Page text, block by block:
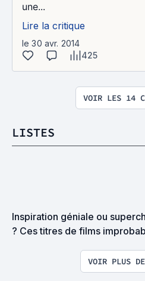
une...
Lire la critique
le 30 avr. 2014
425
VOIR LES 14
LISTES
Inspiration géniale ou
? Ces titres de films
VOIR PLUS